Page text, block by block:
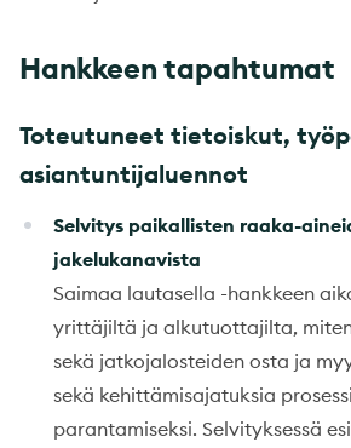
Hankkeen tapahtumat
Toteutuneet tietoiskut,
asiantuntijaluennot
Selvitys paikallisten raaka-
jakelukanavista
Saimaa lautasella -hankkeen
yrittäjiltä ja alkutuottajilta,
sekä jatkojalosteiden osta ja
sekä kehittämisajatuksia
parantamiseksi. Selvityksessä